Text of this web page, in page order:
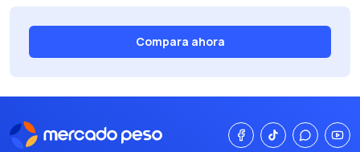
Compara ahora